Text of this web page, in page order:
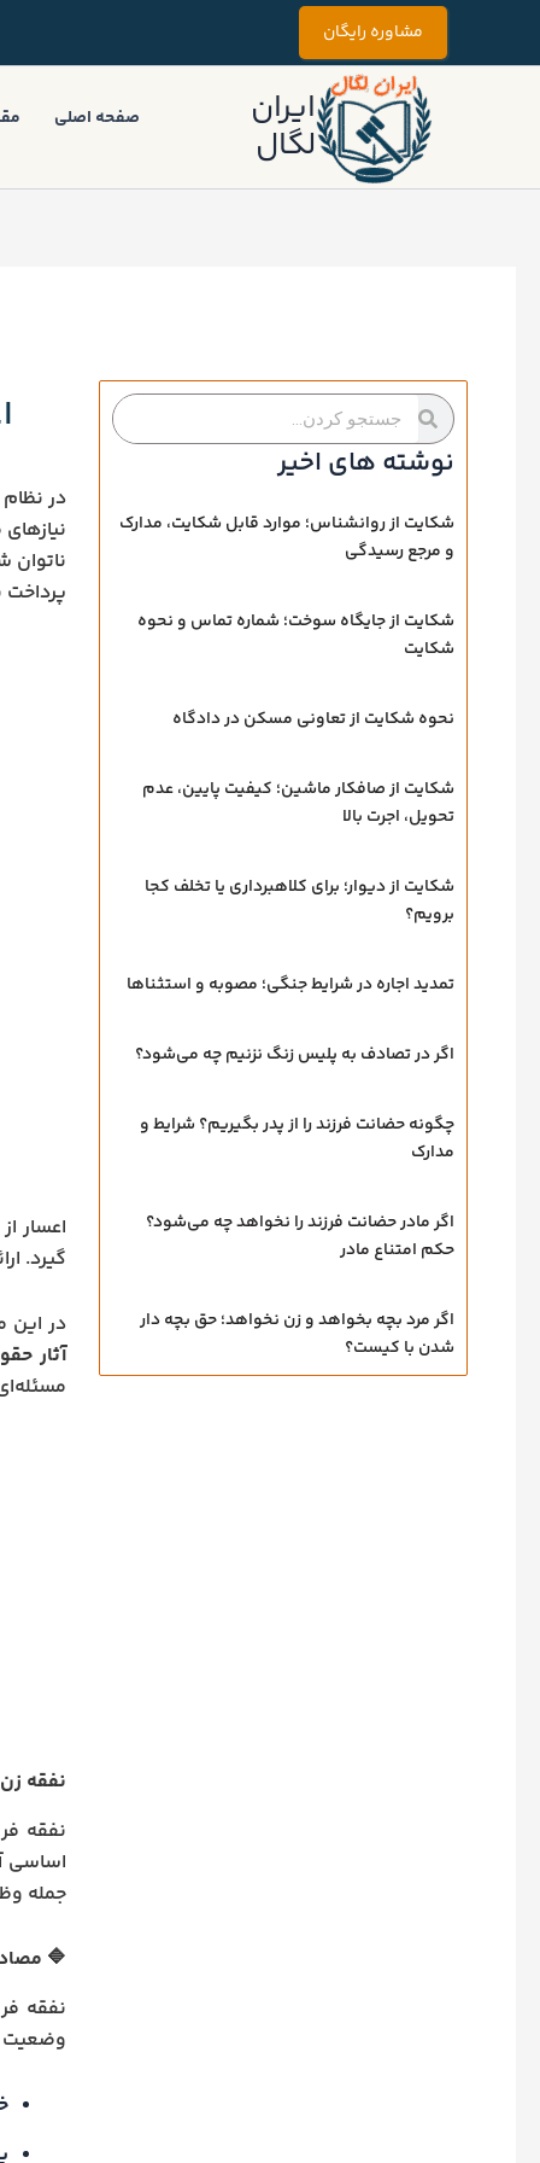
محتوا
مشاوره رایگان
ایران
لگال
صفحه اصلی
جستجو
کردن
جستجو
کردن
نوشته های اخیر
شکایت از روانشناس؛ موارد قابل شکایت، مدارک
و مرجع رسیدگی
شکایت از جایگاه سوخت؛ شماره تماس و نحوه
شکایت
نحوه شکایت از تعاونی مسکن در دادگاه
شکایت از صافکار ماشین؛ کیفیت پایین، عدم
تحویل، اجرت بالا
شکایت از دیوار؛ برای کلاهبرداری یا تخلف کجا
برویم؟
تمدید اجاره در شرایط جنگی؛ مصوبه و استثناها
اگر در تصادف به پلیس زنگ نزنیم چه می‌شود؟
چگونه حضانت فرزند را از پدر بگیریم؟ شرایط و
مدارک
اگر مادر حضانت فرزند را نخواهد چه می‌شود؟
حکم امتناع مادر
اگر مرد بچه بخواهد و زن نخواهد؛ حق بچه‌ دار
شدن با کیست؟
در
ناتوان
پرداخت
اعسار
گیرد.
در این
آثار
نفقه
نفقه
جمله
🔷
نفقه
وضعیت